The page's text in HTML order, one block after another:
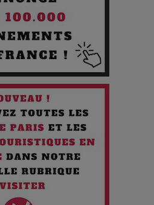
pour des vacances sportives
l'IA : Lola Volonakis, l'Artiste du
le pouvoir : une plongée dans un
du Kazakhstan”, célèbre ses 30